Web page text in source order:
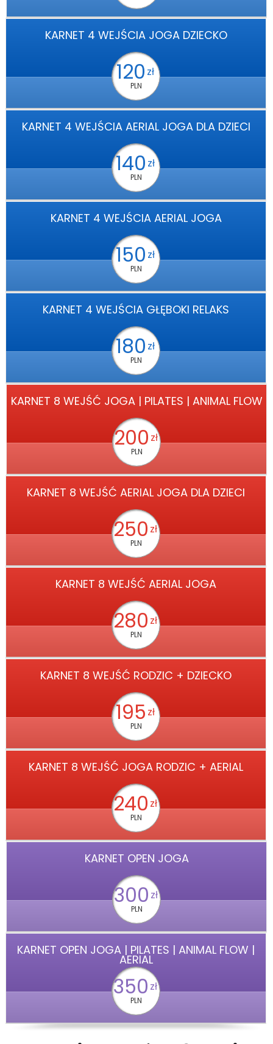
KARNET 4 WEJŚCIA JOGA DZIECKO
120 zł
PLN
KARNET 4 WEJŚCIA AERIAL JOGA DLA DZIECI
140 zł
PLN
KARNET 4 WEJŚCIA AERIAL JOGA
150 zł
PLN
KARNET 4 WEJŚCIA GŁĘBOKI RELAKS
180 zł
PLN
KARNET 8 WEJŚĆ JOGA | PILATES | ANIMAL FLOW
200 zł
PLN
KARNET 8 WEJŚĆ AERIAL JOGA DLA DZIECI
250 zł
PLN
KARNET 8 WEJŚĆ AERIAL JOGA
280 zł
PLN
KARNET 8 WEJŚĆ RODZIC + DZIECKO
195 zł
PLN
KARNET 8 WEJŚĆ JOGA RODZIC + AERIAL
240 zł
PLN
KARNET OPEN JOGA
300 zł
PLN
KARNET OPEN JOGA | PILATES | ANIMAL FLOW |
AERIAL
350 zł
PLN